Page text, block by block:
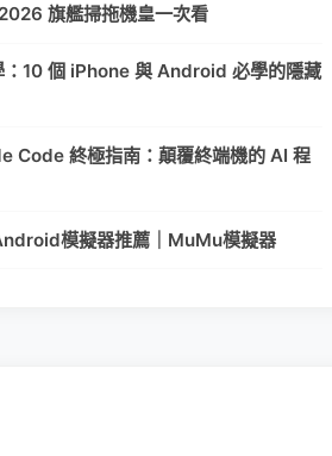
旗艦掃拖機皇一次看
10 個 iPhone 與 Android 必學的隱藏
Code 終極指南：顛覆終端機的 AI 程
模擬器推薦｜MuMu模擬器